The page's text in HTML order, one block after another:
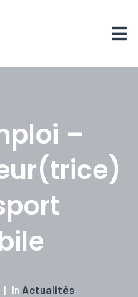
–
In Actualités